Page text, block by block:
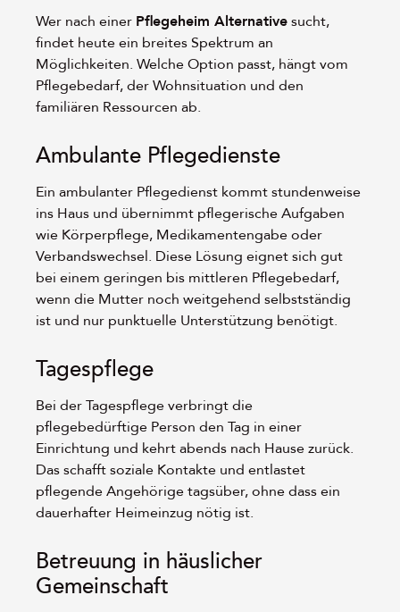
Wer nach einer Pflegeheim Alternativesucht,
findet heute ein breites Spektrum an
Möglichkeiten. Welche Option passt, hängt vom
Pflegebedarf, der Wohnsituation und den
familiären Ressourcen ab.
Ambulante Pflegedienste
Ein ambulanter Pflegedienst kommt stundenweise
ins Haus und übernimmt pflegerische Aufgaben
wie Körperpflege, Medikamentengabe oder
Verbandswechsel. Diese Lösung eignet sich gut
bei einem geringen bis mittleren Pflegebedarf,
wenn die Mutter noch weitgehend selbstständig
ist und nur punktuelle Unterstützung benötigt.
Tagespflege
Bei der Tagespflege verbringt die
pflegebedürftige Person den Tag in einer
Einrichtung und kehrt abends nach Hause zurück.
Das schafft soziale Kontakte und entlastet
pflegende Angehörige tagsüber, ohne dass ein
dauerhafter Heimeinzug nötig ist.
Betreuung in häuslicher
Gemeinschaft